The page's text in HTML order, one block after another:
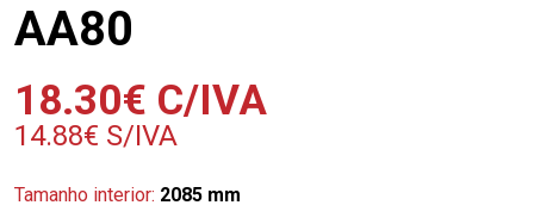
AA80
18.30€ C/IVA
14.88€ S/IVA
Tamanho interior: 2085 mm